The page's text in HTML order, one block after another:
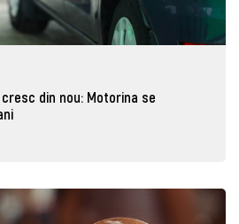
din nou: Motorina se